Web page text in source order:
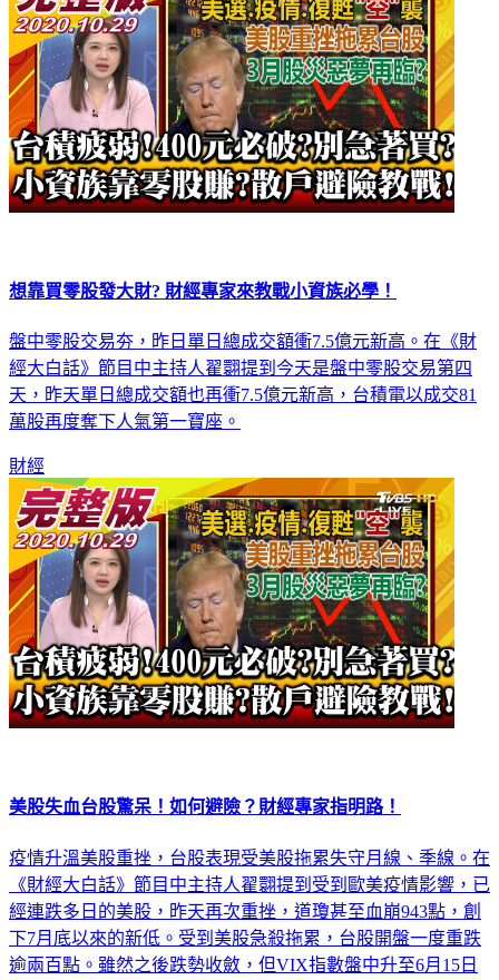
盤中零股交易夯，昨日單日總成交額衝7.5億元新高。在《財
經大白話》節目中主持人翟翾提到今天是盤中零股交易第四
天，昨天單日總成交額也再衝7.5億元新高，台積電以成交81
財經
疫情升溫美股重挫，台股表現受美股拖累失守月線、季線。在
《財經大白話》節目中主持人翟翾提到受到歐美疫情影響，已
經連跌多日的美股，昨天再次重挫，道瓊甚至血崩943點，創
下7月底以來的新低。受到美股急殺拖累，台股開盤一度重跌